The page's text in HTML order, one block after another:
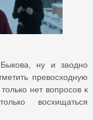
ну и заодно
превосходную
нет вопросов к
восхищаться